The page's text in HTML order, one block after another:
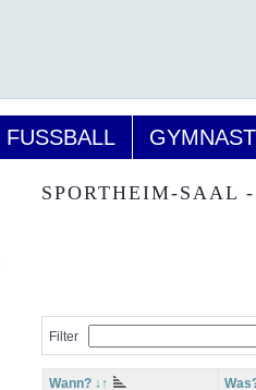
FUSSBALL
SPORTHEIM-SAAL
Filter
Wann? ↓↑